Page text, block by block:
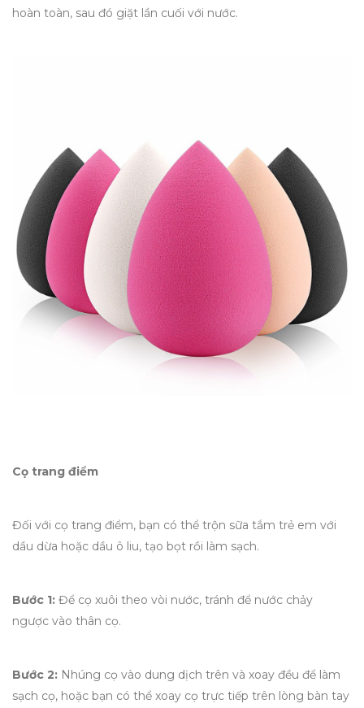
hoàn toàn, sau đó giặt lần cuối với nước.
Cọ trang điểm
Đối với cọ trang điểm, bạn có thể trộn sữa tắm trẻ em với
dầu dừa hoặc dầu ô liu, tạo bọt rồi làm sạch.
Bước 1: Để cọ xuôi theo vòi nước, tránh để nước chảy
ngược vào thân cọ.
Bước 2: Nhúng cọ vào dung dịch trên và xoay đều để làm
sạch cọ, hoặc bạn có thể xoay cọ trực tiếp trên lòng bàn tay